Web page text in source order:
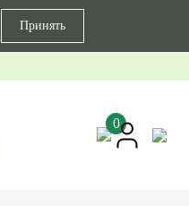
0
Принять